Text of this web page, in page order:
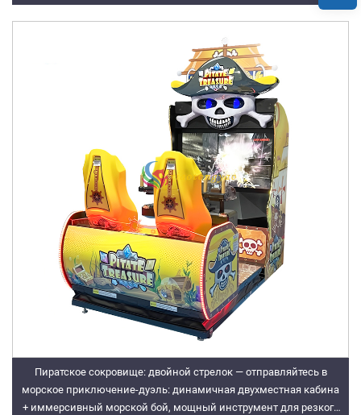
оборудование в игровых залах
Пиратское сокровище: двойной стрелок — отправляйтесь в
морское приключение-дуэль: динамичная двухместная кабина
+ иммерсивный морской бой, мощный инструмент для резкого